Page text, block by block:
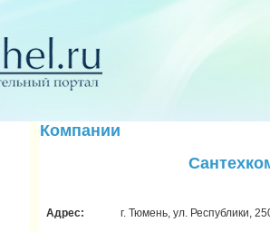
Компании
Адрес:
г. Тюмень, ул. Республики,